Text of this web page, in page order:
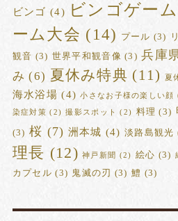
ビンゴ (4) ビンゴゲーム
ーム大会 (14) プール (3)
観音 (3) 世界平和観音像 (3) 兵庫
み (6) 夏休み特典 (11) 夏
海水浴場 (4) 小さなお子様の楽しい顔
染症対策 (2) 撮影スポット (2) 料理 (3)
(3) 桜 (7) 洲本城 (4) 淡路島観光
理長 (12) 神戸新聞 (2) 絵心 (3)
カプセル (3) 鬼滅の刃 (3) 鱧 (3)